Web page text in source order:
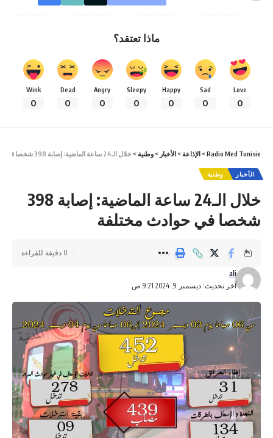
ماذا تعتقد؟
Love
0
Sad
0
Happy
0
Sleepy
0
Angry
0
Dead
0
Wink
0
Radio Med Tunisie
> الإذاعة> الأخبار > وطنية> خلال الـ24 ساعة الماضية: إصابة 398 شخصا في حوادث مختلفة
الأخبار وطنية
خلال الـ24 ساعة الماضية: إصابة 398
شخصا في حوادث مختلفة
آخر تحديث: ديسمبر 9, 2024 9:21 ص
ali
0 دقيقة للقراءة